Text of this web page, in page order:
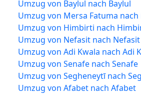
Umzug von Baylul nach Baylul
Umzug von Mersa Fatuma
Umzug von Himbirti nach
Umzug von Nefasit nach Nefasit
Umzug von Adi Kwala nach Adi
Umzug von Senafe nach Senafe
Umzug von Segheneytī nach
Umzug von Afabet nach Afabet